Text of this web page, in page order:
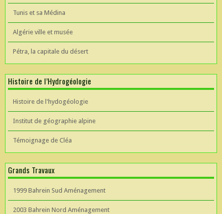
Tunis et sa Médina
Algérie ville et musée
Pétra, la capitale du désert
Histoire de l’Hydrogéologie
Histoire de l'hydogéologie
Institut de géographie alpine
Témoignage de Cléa
Grands Travaux
1999 Bahrein Sud Aménagement
2003 Bahrein Nord Aménagement